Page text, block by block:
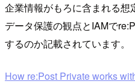
企業情報がもろに含まれる想
データ保護の観点とIAMで
するのか記載されています。
How re:Post Private works